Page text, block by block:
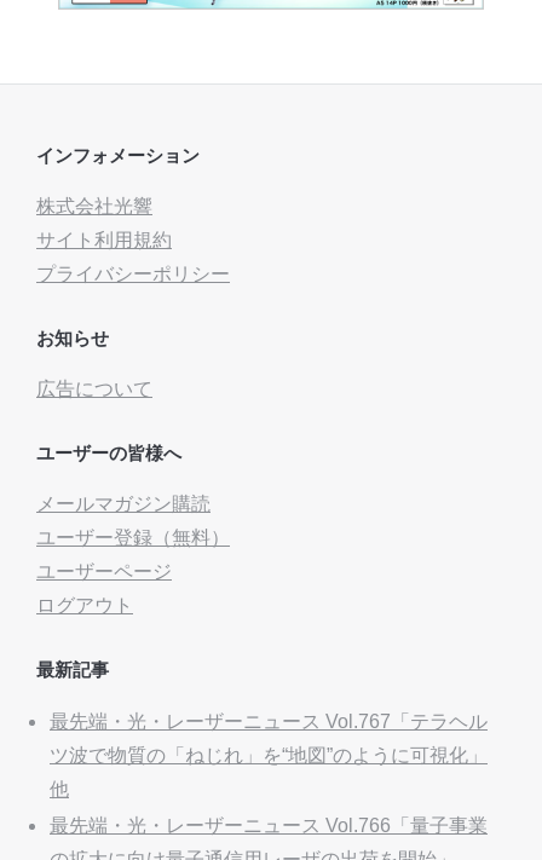
インフォメーション
株式会社光響
サイト利用規約
プライバシーポリシー
お知らせ
広告について
ユーザーの皆様へ
メールマガジン購読
ユーザー登録（無料）
ユーザーページ
ログアウト
最新記事
最先端・光・レーザーニュース Vol.767「テラヘル
ツ波で物質の「ねじれ」を“地図”のように可視化」
他
最先端・光・レーザーニュース Vol.766「量子事業